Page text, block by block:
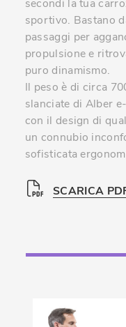
secondi la tua
sportivo. Bastano
passaggi per
propulsione e
puro dinamismo.
Il peso è di circa
slanciate di Alber
con il design di
un connubio
sofisticata
SCARICA